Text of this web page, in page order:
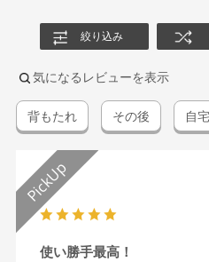
絞り込み
気になるレビューを表示
背もたれ その後 自宅
使い勝手最高！